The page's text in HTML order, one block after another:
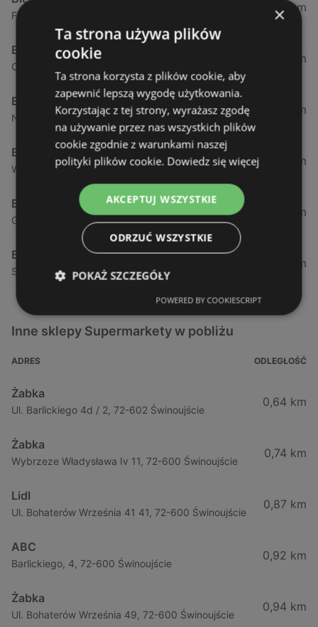
Fińska 4, 72-602 Świnoujście
0,23 km
Biedronka
Chrobrego 9, 72-600 Świnoujście
0,84 km
Biedronka
Nowokarsiborska 2, 72-600 Świnoujście
1,87 km
Biedronka
Wojska Polskiego 16a, 72-600 Świnoujście
2,77 km
Biedronka
Gryfa Pomorskiego, 72-500 Międzyzdroje
12,39 km
Biedronka
Sienkiewicza 32, 72-510 Wolin
24,01 km
Inne sklepy Supermarkety w pobliżu
ADRES ODLEGŁOŚĆ
Żabka
Ul. Barlickiego 4d / 2, 72-602 Świnoujście
0,64 km
Żabka
Wybrzeze Władysława Iv 11, 72-600 Świnoujście
0,74 km
Lidl
Ul. Bohaterów Września 41 41, 72-600 Świnoujście
0,87 km
ABC
Barlickiego, 4, 72-600 Świnoujście
0,92 km
Żabka
Ul. Bohaterów Września 49, 72-600 Świnoujście
0,94 km
×
Ta strona używa plików
cookie
Ta strona korzysta z plików cookie, aby
zapewnić lepszą wygodę użytkowania.
Korzystając z tej strony, wyrażasz zgodę
na używanie przez nas wszystkich plików
cookie zgodnie z warunkami naszej
polityki plików cookie. Dowiedz się więcej
AKCEPTUJ WSZYSTKIE
ODRZUĆ WSZYSTKIE
POKAŻ SZCZEGÓŁY
POWERED BY COOKIESCRIPT